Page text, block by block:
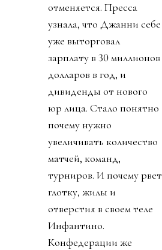
отменяется. Пресса
узнала, что Джанни себе
уже выторговал
зарплату в 30 миллионов
долларов в год, и
дивиденды от нового
юр лица. Стало понятно
почему нужно
увеличивать количество
матчей, команд,
турниров. И почему рвет
глотку, жилы и
отверстия в своем теле
Инфантино.
Конфедерации же